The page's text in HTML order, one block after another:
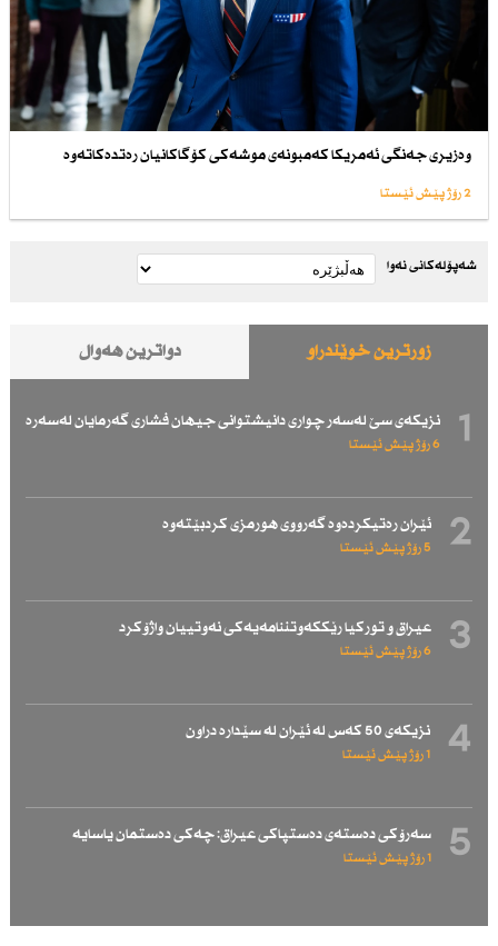
وەزیری جەنگی ئەمریكا كەمبونەی موشەكی كۆگاكانیان رەتدەكاتەوە
2 رۆژ پێش ئێستا
شەپۆلەکانی نەوا
زۆرترین خوێندراو دواترین هەواڵ
1 نزیكەی سێ لەسەر چواری دانیشتوانی جیهان فشاری گەرمایان لەسەرە
6 رۆژ پێش ئێستا
2 ئێران رەتیكردەوە گەرووی هورمزی كردبێتەوە
5 رۆژ پێش ئێستا
3 عیراق و توركیا رێككەوتننامەیەكی نەوتییان واژۆكرد
6 رۆژ پێش ئێستا
4 نزیكەی 50 كەس لە ئێران لە سێدارە دراون
1 رۆژ پێش ئێستا
5 سەرۆكی دەستەی دەستپاكی عیراق: چەكی دەستمان یاسایە
1 رۆژ پێش ئێستا